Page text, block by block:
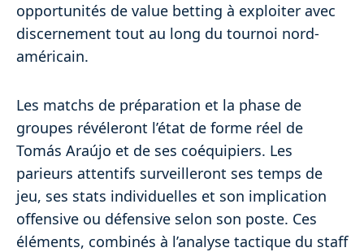
opportunités de value betting à exploiter avec
discernement tout au long du tournoi nord-
américain.
Les matchs de préparation et la phase de
groupes révéleront l’état de forme réel de
Tomás Araújo et de ses coéquipiers. Les
parieurs attentifs surveilleront ses temps de
jeu, ses stats individuelles et son implication
offensive ou défensive selon son poste. Ces
éléments, combinés à l’analyse tactique du staff